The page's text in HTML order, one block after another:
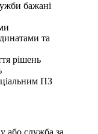
бажані
та
рішень
ПЗ
або служба за